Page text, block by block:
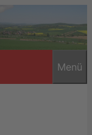
Menü